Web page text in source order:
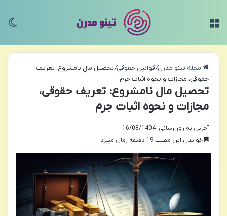
مجله تینو مدرن/قوانین حقوقی/تحصیل مال نامشروع: تعریف
حقوقی، مجازات و نحوه اثبات جرم
تحصیل مال نامشروع: تعریف حقوقی،
مجازات و نحوه اثبات جرم
آخرین به روز رسانی: 16/08/1404
خواندن این مطلب 19 دقیقه زمان میبرد